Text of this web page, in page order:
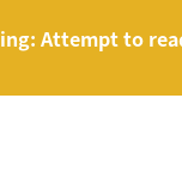
: Attempt to